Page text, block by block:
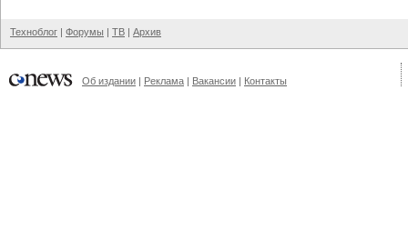
Техноблог | Форумы | ТВ | Архив
Об издании | Реклама | Вакансии | Контакты